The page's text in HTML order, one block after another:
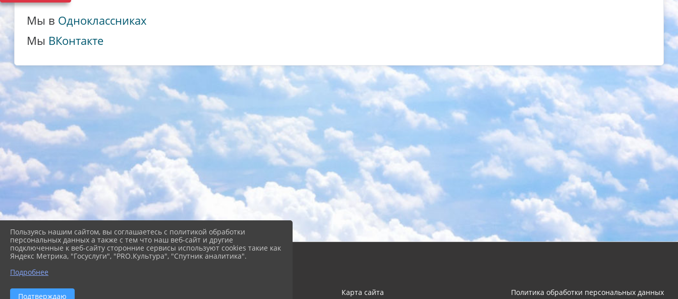
Мы в Одноклассниках
Мы ВКонтакте
2026 г. cb-kgo.ru Карта сайта Политика обработки персональных данных
Пользуясь нашим сайтом, вы соглашаетесь с политикой обработки
персональных данных а также с тем что наш веб-сайт и другие
подключенные к веб-сайту сторонние сервисы используют cookies такие как
Яндекс Метрика, "Госуслуги", "PRO.Культура", "Спутник аналитика".
Подробнее
Подтверждаю